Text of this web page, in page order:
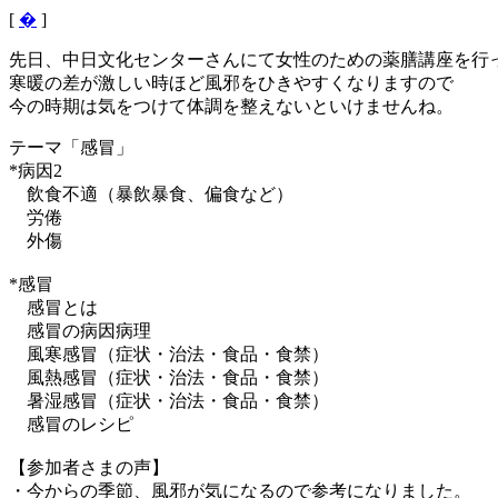
[ � ]
先日、中日文化センターさんにて女性のための薬膳講座を行
寒暖の差が激しい時ほど風邪をひきやすくなりますので
今の時期は気をつけて体調を整えないといけませんね。
テーマ「感冒」
*病因2
飲食不適（暴飲暴食、偏食など）
労倦
外傷
*感冒
感冒とは
感冒の病因病理
風寒感冒（症状・治法・食品・食禁）
風熱感冒（症状・治法・食品・食禁）
暑湿感冒（症状・治法・食品・食禁）
感冒のレシピ
【参加者さまの声】
・今からの季節、風邪が気になるので参考になりました。